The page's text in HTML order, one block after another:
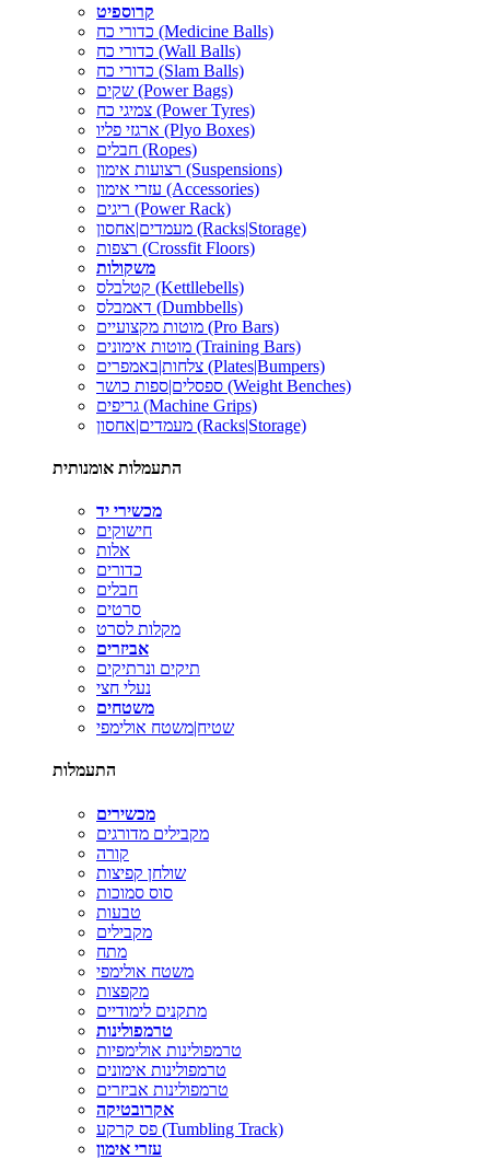
קרוספיט
כדורי כח (Medicine Balls)
כדורי כח (Wall Balls)
כדורי כח (Slam Balls)
שקים (Power Bags)
צמיגי כח (Power Tyres)
ארגזי פליו (Plyo Boxes)
חבלים (Ropes)
רצועות אימון (Suspensions)
עזרי אימון (Accessories)
ריגים (Power Rack)
מעמדים|אחסון (Racks|Storage)
רצפות (Crossfit Floors)
משקולות
קטלבלס (Kettllebells)
דאמבלס (Dumbbells)
מוטות מקצועיים (Pro Bars)
מוטות אימונים (Training Bars)
צלחות|באמפרים (Plates|Bumpers)
ספסלים|ספות כושר (Weight Benches)
גריפים (Machine Grips)
מעמדים|אחסון (Racks|Storage)
התעמלות אומנותית
מכשירי יד
חישוקים
אלות
כדורים
חבלים
סרטים
מקלות לסרט
אביזרים
תיקים ונרתיקים
נעלי חצי
משטחים
שטיח|משטח אולימפי
התעמלות
מכשירים
מקבילים מדורגים
קורה
שולחן קפיצות
סוס סמוכות
טבעות
מקבילים
מתח
משטח אולימפי
מקפצות
מתקנים לימודיים
טרמפולינות
טרמפולינות אולימפיות
טרמפולינות אימונים
טרמפולינות אביזרים
אקרובטיקה
פס קרקע (Tumbling Track)
עזרי אימון